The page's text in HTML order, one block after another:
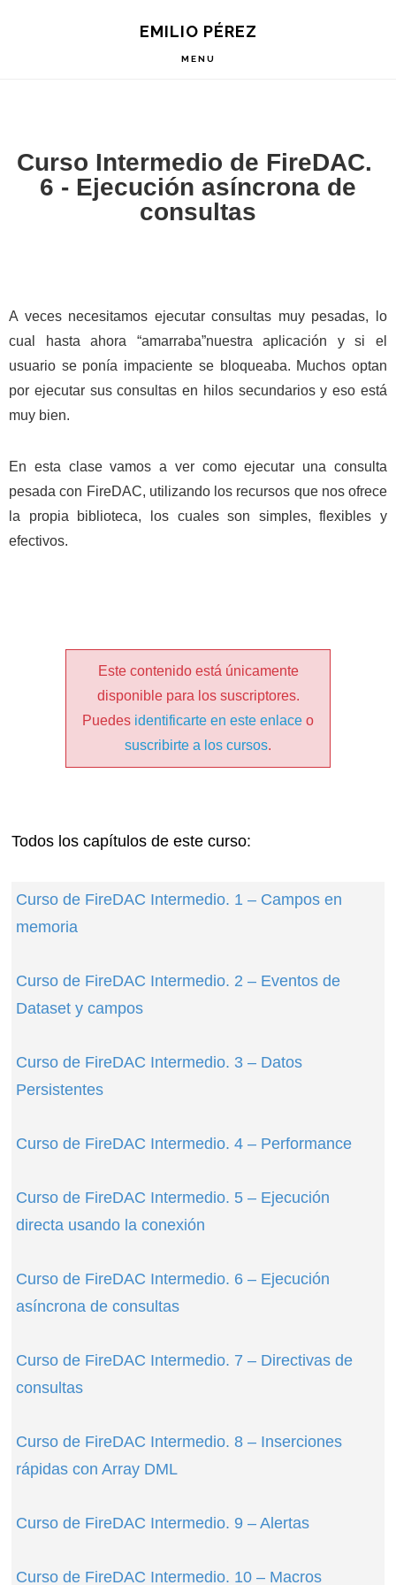
EMILIO PÉREZ
MENU
Curso Intermedio de FireDAC.
6 - Ejecución asíncrona de
consultas
A veces necesitamos ejecutar consultas muy pesadas, lo
cual hasta ahora “amarraba”nuestra aplicación y si el
usuario se ponía impaciente se bloqueaba. Muchos optan
por ejecutar sus consultas en hilos secundarios y eso está
muy bien.
En esta clase vamos a ver como ejecutar una consulta
pesada con FireDAC, utilizando los recursos que nos ofrece
la propia biblioteca, los cuales son simples, flexibles y
efectivos.
Este contenido está únicamente
disponible para los suscriptores.
Puedes identificarte en este enlace o
suscribirte a los cursos.
Todos los capítulos de este curso:
Curso de FireDAC Intermedio. 1 – Campos en
memoria
Curso de FireDAC Intermedio. 2 – Eventos de
Dataset y campos
Curso de FireDAC Intermedio. 3 – Datos
Persistentes
Curso de FireDAC Intermedio. 4 – Performance
Curso de FireDAC Intermedio. 5 – Ejecución
directa usando la conexión
Curso de FireDAC Intermedio. 6 – Ejecución
asíncrona de consultas
Curso de FireDAC Intermedio. 7 – Directivas de
consultas
Curso de FireDAC Intermedio. 8 – Inserciones
rápidas con Array DML
Curso de FireDAC Intermedio. 9 – Alertas
Curso de FireDAC Intermedio. 10 – Macros